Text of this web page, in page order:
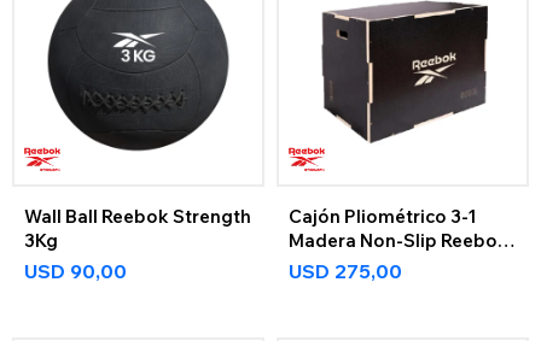
Wall Ball Reebok Strength
3Kg
USD 90,00
Cajón Pliométrico 3-1
Madera Non-Slip Reebok
Strength
USD 275,00